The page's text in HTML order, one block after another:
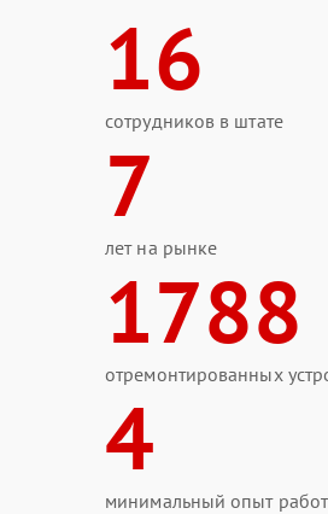
16
сотрудников в штате
7
лет на рынке
1788
отремонтированных
4
минимальный опыт